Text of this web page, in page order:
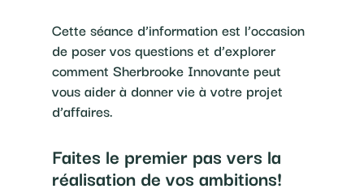
Cette séance d’information est l’occasion
de poser vos questions et d’explorer
comment Sherbrooke Innovante peut
vous aider à donner vie à votre projet
d’affaires.
Faites le premier pas vers la
réalisation de vos ambitions!